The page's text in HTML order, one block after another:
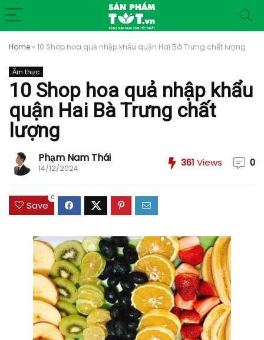
Home » 10 Shop hoa quả nhập khẩu quận Hai Bà Trưng chất lượng
Ẩm thực
10 Shop hoa quả nhập khẩu
quận Hai Bà Trưng chất
lượng
Phạm Nam Thái
14/12/2024 361 Views 0
Save
0